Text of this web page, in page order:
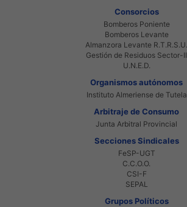
Consorcios
Bomberos Poniente
Bomberos Levante
Almanzora Levante R.T.R.S.U.
Gestión de Residuos Sector-II
U.N.E.D.
Organismos autónomos
Instituto Almeriense de Tutela
Arbitraje de Consumo
Junta Arbitral Provincial
Secciones Sindicales
FeSP-UGT
C.C.O.O.
CSI-F
SEPAL
Grupos Políticos